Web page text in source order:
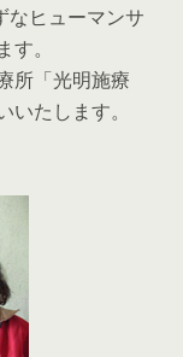
なヒューマンサ
。
所「光明施療
たします。